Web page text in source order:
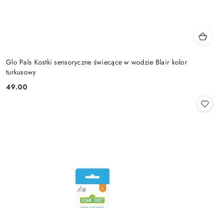
Glo Pals Kostki sensoryczne świecące w wodzie Blair kolor
turkusowy
Cena:
49.00